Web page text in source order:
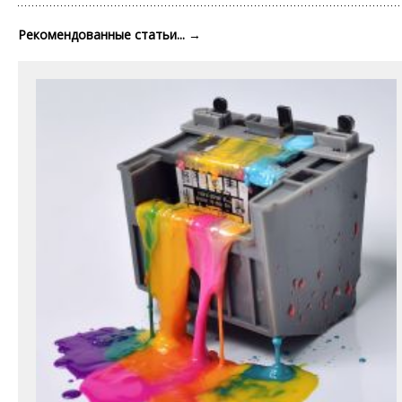
Рекомендованные статьи... →